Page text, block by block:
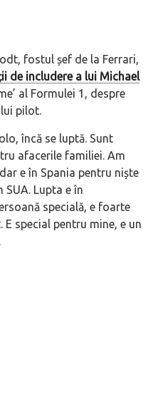
fostul șef de la Ferrari,
de includere a lui Michael
al Formulei 1, despre
pilot.
încă se luptă. Sunt
afacerile familiei. Am
e în Spania pentru niște
Lupta e în
specială, e foarte
special pentru mine, e un